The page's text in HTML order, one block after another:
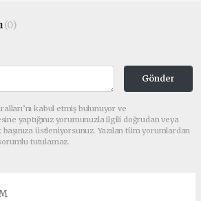
(0)
Gönder
kabul etmiş bulunuyor ve
yaptığınız yorumunuzla ilgili doğrudan veya
üstleniyorsunuz. Yazılan tüm yorumlardan
tutulamaz.